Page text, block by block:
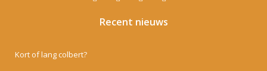
Recent nieuws
Kort of lang colbert?